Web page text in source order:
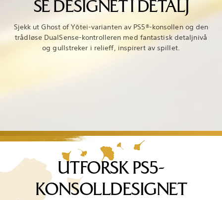
SE DESIGNET I DETALJ
Sjekk ut Ghost of Yōtei-varianten av PS5®-konsollen og den
trådløse DualSense-kontrolleren med fantastisk detaljnivå
og gullstreker i relieff, inspirert av spillet.
UTFORSK PS5-
KONSOLLDESIGNET